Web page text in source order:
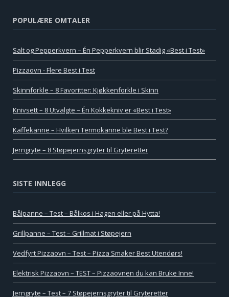
POPULÆRE OMTALER
Salt og Pepperkvern – Én Pepperkvern blir Stadig «Best i Test»
Pizzaovn - Flere Best i Test
Skinnforkle – 8 Favoritter: Kjøkkenforkle i Skinn
Knivsett – 8 Utvalgte – Én Kokkekniv er «Best i Test»
Kaffekanne – Hvilken Termokanne ble Best i Test?
Jerngryte – 8 Støpejernsgryter til Gryteretter
SISTE INNLEGG
Bålpanne – Test – Bålkos i Hagen eller på Hytta!
Grillpanne – Test – Grillmat i Støpejern
Vedfyrt Pizzaovn – Test – Pizza Smaker Best Utendørs!
Elektrisk Pizzaovn – TEST – Pizzaovnen du kan Bruke Inne!
Jerngryte – Test – 7 Støpejernsgryter til Gryteretter